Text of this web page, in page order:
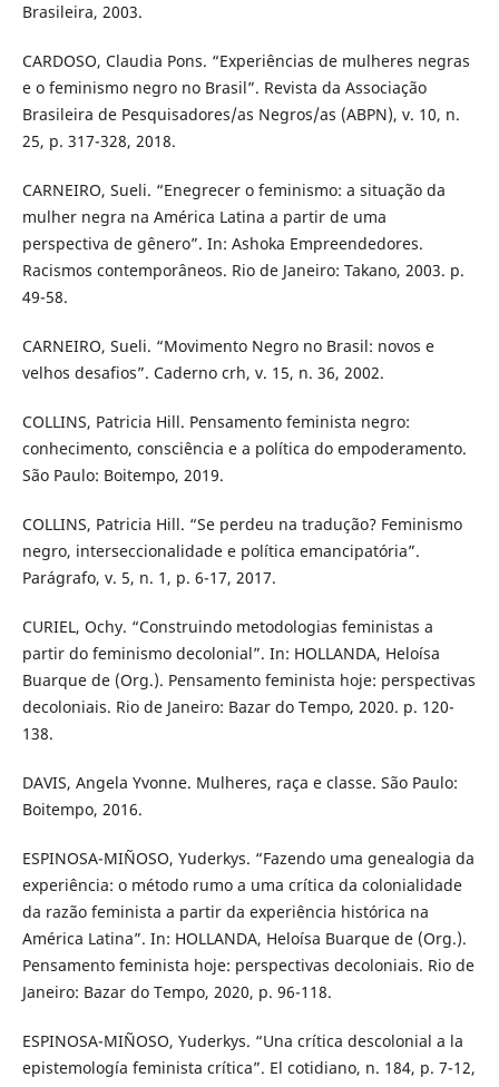
Brasileira, 2003.
CARDOSO, Claudia Pons. “Experiências de mulheres negras
e o feminismo negro no Brasil”. Revista da Associação
Brasileira de Pesquisadores/as Negros/as (ABPN), v. 10, n.
25, p. 317-328, 2018.
CARNEIRO, Sueli. “Enegrecer o feminismo: a situação da
mulher negra na América Latina a partir de uma
perspectiva de gênero”. In: Ashoka Empreendedores.
Racismos contemporâneos. Rio de Janeiro: Takano, 2003. p.
49-58.
CARNEIRO, Sueli. “Movimento Negro no Brasil: novos e
velhos desafios”. Caderno crh, v. 15, n. 36, 2002.
COLLINS, Patricia Hill. Pensamento feminista negro:
conhecimento, consciência e a política do empoderamento.
São Paulo: Boitempo, 2019.
COLLINS, Patricia Hill. “Se perdeu na tradução? Feminismo
negro, interseccionalidade e política emancipatória”.
Parágrafo, v. 5, n. 1, p. 6-17, 2017.
CURIEL, Ochy. “Construindo metodologias feministas a
partir do feminismo decolonial”. In: HOLLANDA, Heloísa
Buarque de (Org.). Pensamento feminista hoje: perspectivas
decoloniais. Rio de Janeiro: Bazar do Tempo, 2020. p. 120-
138.
DAVIS, Angela Yvonne. Mulheres, raça e classe. São Paulo:
Boitempo, 2016.
ESPINOSA-MIÑOSO, Yuderkys. “Fazendo uma genealogia da
experiência: o método rumo a uma crítica da colonialidade
da razão feminista a partir da experiência histórica na
América Latina”. In: HOLLANDA, Heloísa Buarque de (Org.).
Pensamento feminista hoje: perspectivas decoloniais. Rio de
Janeiro: Bazar do Tempo, 2020, p. 96-118.
ESPINOSA-MIÑOSO, Yuderkys. “Una crítica descolonial a la
epistemología feminista crítica”. El cotidiano, n. 184, p. 7-12,